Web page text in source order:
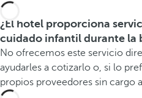
¿El hotel proporciona
cuidado infantil durante la
No ofrecemos este servicio
ayudarles a cotizarlo o, si lo
propios proveedores sin cargo